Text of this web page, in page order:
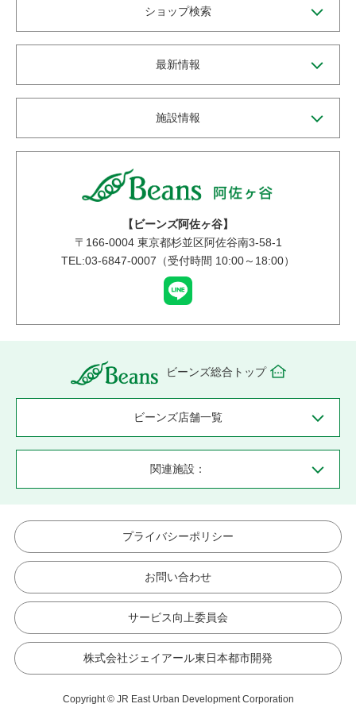
ショップ検索
最新情報
施設情報
【ビーンズ阿佐ヶ谷】
〒 166-0004東京都杉並区阿佐谷南3-58-1
TEL:03-6847-0007（受付時間 10:00～18:00）
ビーンズ総合トップ
ビーンズ店舗一覧
関連施設：
プライバシーポリシー
お問い合わせ
サービス向上委員会
株式会社ジェイアール東日本都市開発
Copyright © JR East Urban Development Corporation